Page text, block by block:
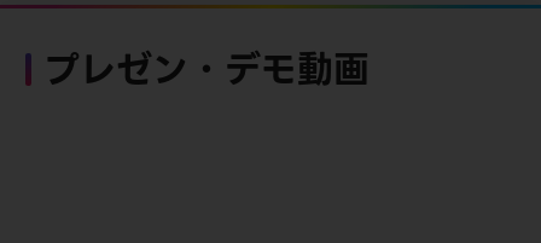
プレゼン・デモ動画